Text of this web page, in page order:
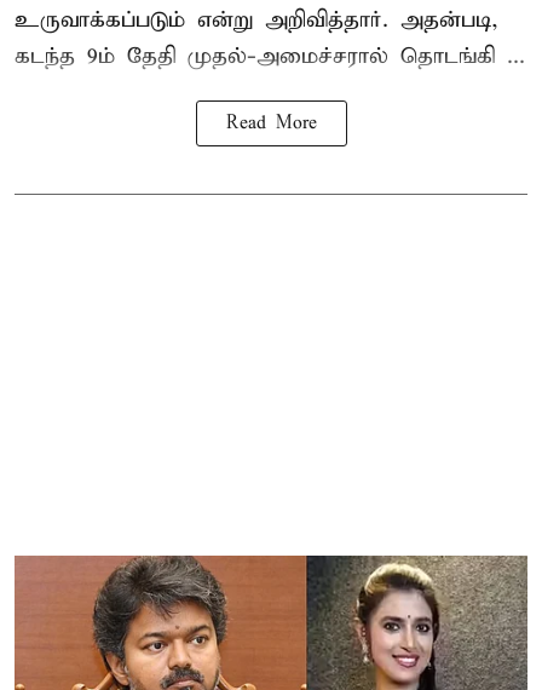
உருவாக்கப்படும் என்று அறிவித்தார். அதன்படி,
கடந்த 9ம் தேதி முதல்-அமைச்சரால் தொடங்கி ...
Read More